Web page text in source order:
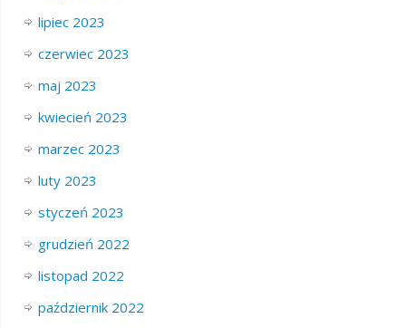
lipiec 2023
czerwiec 2023
maj 2023
kwiecień 2023
marzec 2023
luty 2023
styczeń 2023
grudzień 2022
listopad 2022
październik 2022